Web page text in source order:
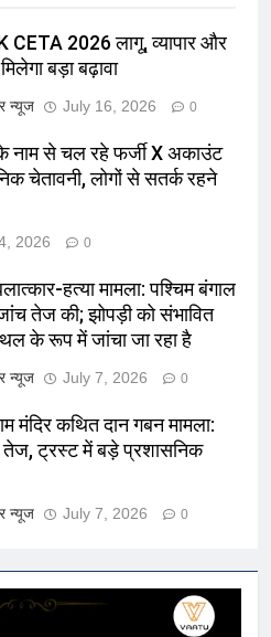
CETA 2026 लागू, व्यापार और
बड़ा बढ़ावा
न्यूज July 16, 2026 0
नाम से चल रहे फर्जी X अकाउंट
चेतावनी, लोगों से सतर्क रहने
2026 0
हत्या मामला: पश्चिम बंगाल
तेज की; झोपड़ी को संभावित
के रूप में जांचा जा रहा है
न्यूज July 7, 2026 0
मंदिर कथित दान गबन मामला:
ट्रस्ट में बड़े प्रशासनिक
न्यूज July 7, 2026 0